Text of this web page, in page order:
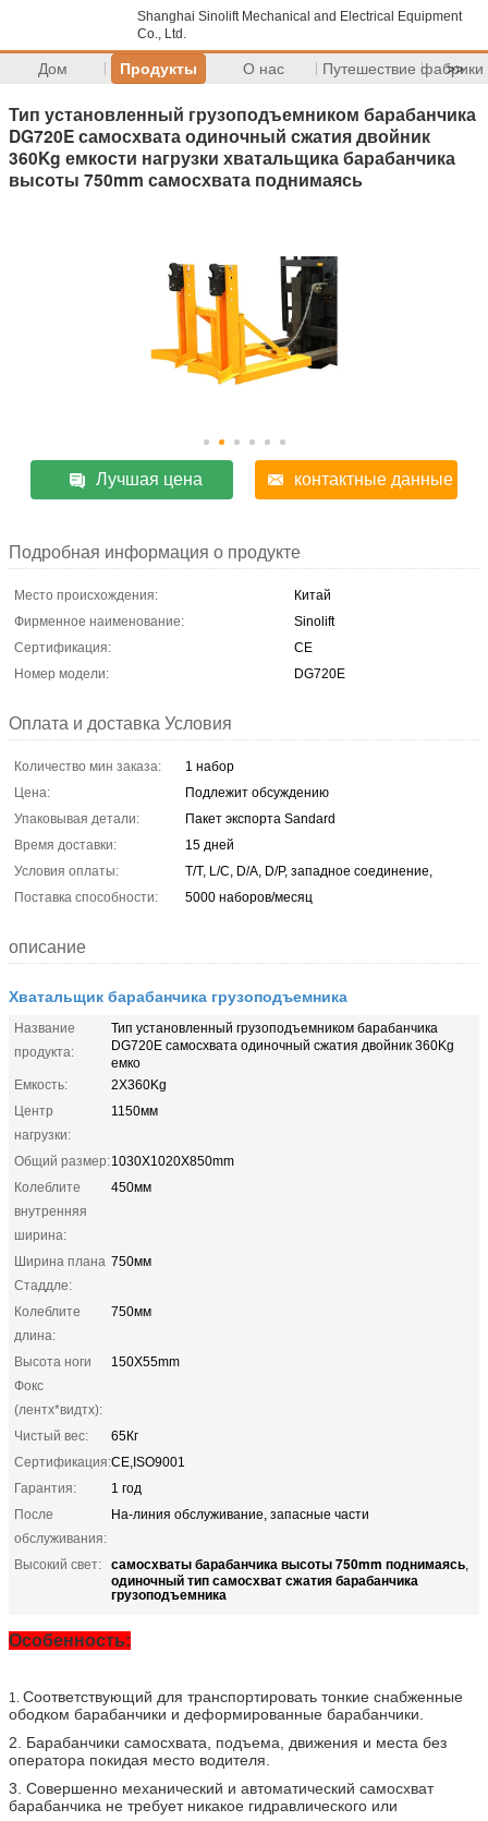
Shanghai Sinolift Mechanical and Electrical Equipment
Co., Ltd.
Дом Продукты О нас Путешествие фабрики
>>
Тип установленный грузоподъемником барабанчика
DG720E самосхвата одиночный сжатия двойник
360Kg емкости нагрузки хватальщика барабанчика
высоты 750mm самосхвата поднимаясь
Лучшая цена контактные данные
Подробная информация о продукте
Место происхождения:
Китай
Фирменное наименование:
Sinolift
Сертификация:
CE
Номер модели:
DG720E
Оплата и доставка Условия
Количество мин заказа:
1 набор
Цена:
Подлежит обсуждению
Упаковывая детали:
Пакет экспорта Sandard
Время доставки:
15 дней
Условия оплаты:
T/T, L/C, D/A, D/P, западное соединение,
Поставка способности:
5000 наборов/месяц
описание
Хватальщик барабанчика грузоподъемника
Название
продукта:
Тип установленный грузоподъемником барабанчика
DG720E самосхвата одиночный сжатия двойник 360Kg
емко
Емкость:
2X360Kg
Центр
нагрузки:
1150мм
Общий размер:1030X1020X850mm
Колеблите
внутренняя
ширина:
450мм
Ширина плана
Стаддле:
750мм
Колеблите
длина:
750мм
Высота ноги
Фокс
(лентх*видтх):
150X55mm
Чистый вес:
65Кг
Сертификация:CE,ISO9001
Гарантия:
1 год
После
обслуживания:
На-линия обслуживание, запасные части
Высокий свет: самосхваты барабанчика высоты 750mm поднимаясь,
одиночный тип самосхват сжатия барабанчика
грузоподъемника
Особенность:
1. Соответствующий для транспортировать тонкие снабженные
ободком барабанчики и деформированные барабанчики.
2. Барабанчики самосхвата, подъема, движения и места без
оператора покидая место водителя.
3. Совершенно механический и автоматический самосхват
барабанчика не требует никакое гидравлического или